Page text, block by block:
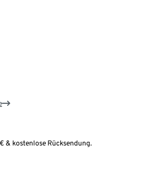
& kostenlose Rücksendung.